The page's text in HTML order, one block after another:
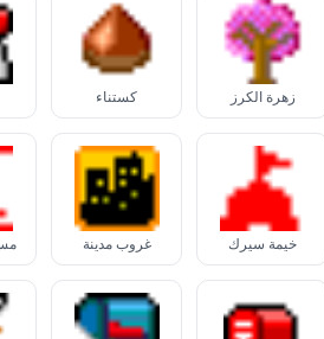
زهرة الكرز كستناء
خيمة سيرك غروب مدينة